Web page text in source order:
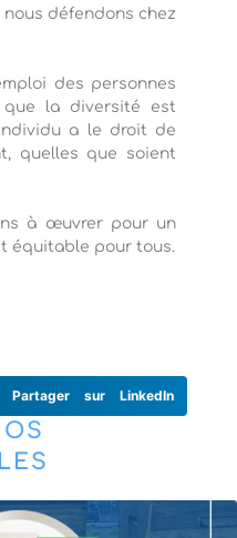
défendons chez
des personnes
que la diversité est
a le droit de
quelles que soient
à œuvrer pour un
équitable pour tous.
Partager sur LinkedIn